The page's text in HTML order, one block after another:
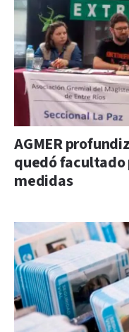
AGMER
quedó facultado
medidas